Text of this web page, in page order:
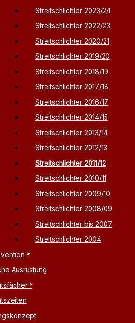
Streitschlichter 2023/24
Streitschlichter 2022/23
Streitschlichter 2020/21
Streitschlichter 2019/20
Streitschlichter 2018/19
Streitschlichter 2017/18
Streitschlichter 2016/17
Streitschlichter 2014/15
Streitschlichter 2013/14
Streitschlichter 2012/13
Streitschlichter 2011/12
Streitschlichter 2010/11
Streitschlichter 2009/10
Streitschlichter 2008/09
Streitschlichter bis 2007
Streitschlichter 2004
Ausrüstung